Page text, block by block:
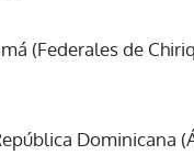
(Federales de
Dominicana